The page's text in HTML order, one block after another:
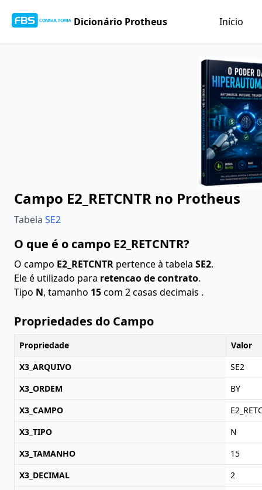
Dicionário Protheus Início
Campo E2_RETCNTR no Protheus
Tabela SE2
O que é o campo E2_RETCNTR?
O campo E2_RETCNTR pertence à tabela SE2.
Ele é utilizado para retencao de contrato.
Tipo N, tamanho 15com 2 casas decimais .
Propriedades do Campo
Propriedade
Valor
X3_ARQUIVO
SE2
X3_ORDEM
BY
X3_CAMPO
X3_TIPO
N
X3_TAMANHO
15
X3_DECIMAL
2